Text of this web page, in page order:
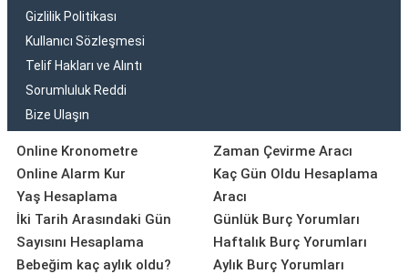
Gizlilik Politikası
Kullanıcı Sözleşmesi
Telif Hakları ve Alıntı
Sorumluluk Reddi
Bize Ulaşın
Online Kronometre
Online Alarm Kur
Yaş Hesaplama
İki Tarih Arasındaki Gün
Sayısını Hesaplama
Bebeğim kaç aylık oldu?
Zaman Çevirme Aracı
Kaç Gün Oldu Hesaplama
Aracı
Günlük Burç Yorumları
Haftalık Burç Yorumları
Aylık Burç Yorumları